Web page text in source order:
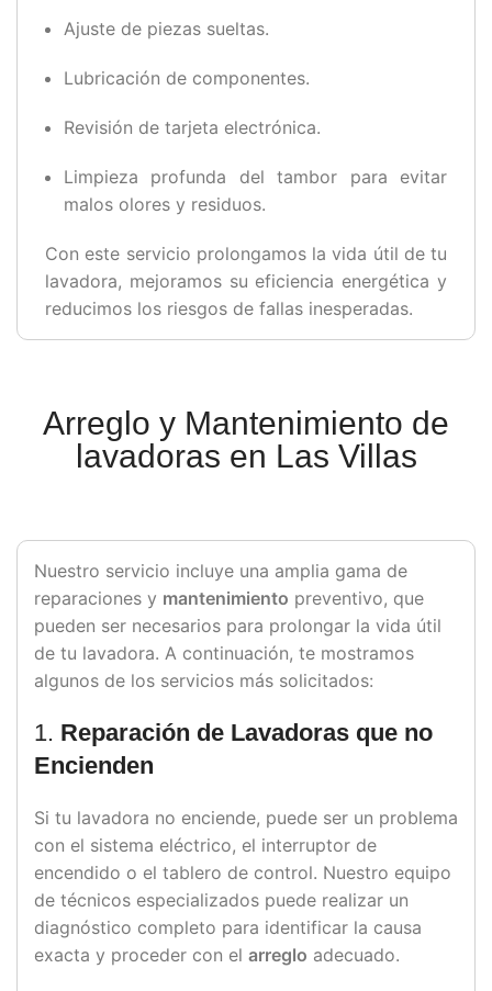
Ajuste de piezas sueltas.
Lubricación de componentes.
Revisión de tarjeta electrónica.
Limpieza profunda del tambor para evitar
malos olores y residuos.
Con este servicio prolongamos la vida útil de tu
lavadora, mejoramos su eficiencia energética y
reducimos los riesgos de fallas inesperadas.
Arreglo y Mantenimiento de
lavadoras en Las Villas
Nuestro servicio incluye una amplia gama de
reparaciones y mantenimiento preventivo, que
pueden ser necesarios para prolongar la vida útil
de tu lavadora. A continuación, te mostramos
algunos de los servicios más solicitados:
1. Reparación de Lavadoras que no
Encienden
Si tu lavadora no enciende, puede ser un problema
con el sistema eléctrico, el interruptor de
encendido o el tablero de control. Nuestro equipo
de técnicos especializados puede realizar un
diagnóstico completo para identificar la causa
exacta y proceder con el arreglo adecuado.